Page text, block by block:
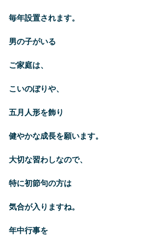
毎年設置されます。
男の子がいる
ご家庭は、
こいのぼりや、
五月人形を飾り
健やかな成長を願います。
大切な習わしなので、
特に初節句の方は
気合が入りますね。
年中行事を